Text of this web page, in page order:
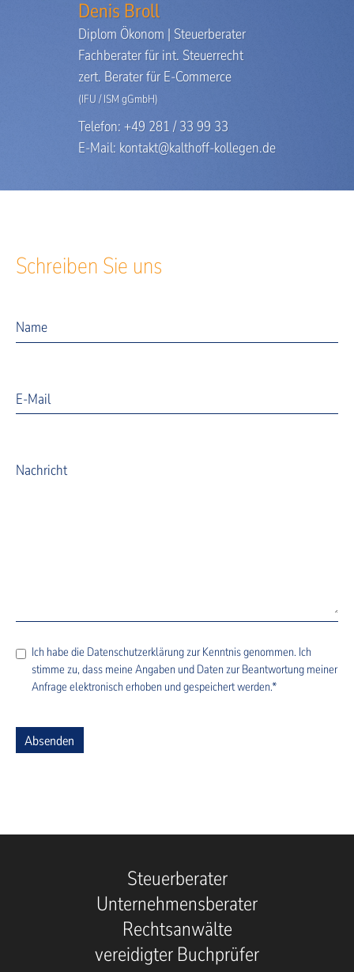
Denis Broll
Diplom Ökonom | Steuerberater
Fachberater für int. Steuerrecht
zert. Berater für E-Commerce
(IFU / ISM gGmbH)
Telefon: +49 281 / 33 99 33
E-Mail: kontakt@kalthoff-kollegen.de
Schreiben Sie uns
Name
E-Mail
Nachricht
Ich habe die Datenschutzerklärungzur Kenntnis genommen. Ich
stimme zu, dass meine Angaben und Daten zur Beantwortung meiner
Anfrage elektronisch erhoben und gespeichert werden.*
Absenden
Steuerberater
Unternehmensberater
Rechtsanwälte
vereidigter Buchprüfer